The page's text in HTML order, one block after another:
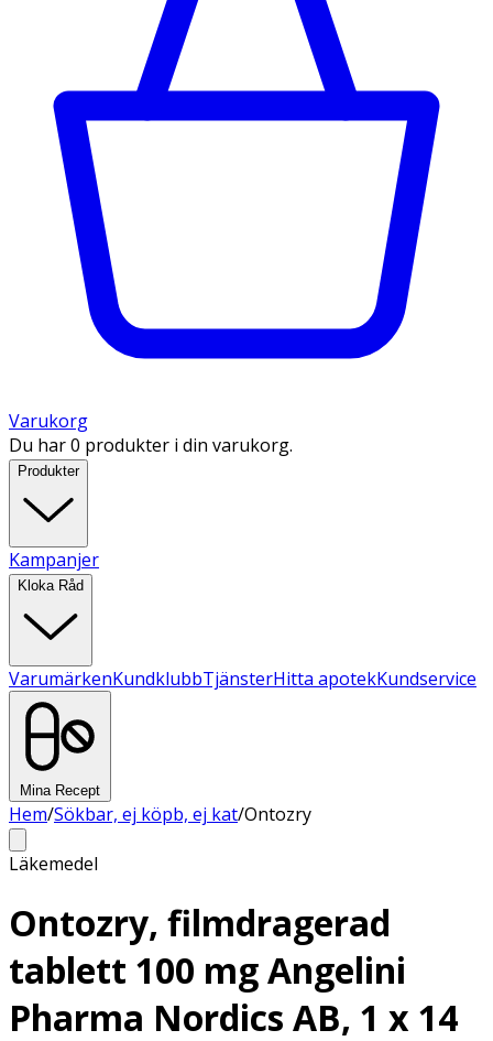
Varukorg
Du har 0 produkter i din varukorg.
Produkter
Kampanjer
Kloka Råd
VarumärkenKundklubbTjänsterHitta apotekKundservice
Mina Recept
Hem/Sökbar, ej köpb, ej kat/Ontozry
Läkemedel
Ontozry, filmdragerad
tablett 100 mg Angelini
Pharma Nordics AB, 1 x 14